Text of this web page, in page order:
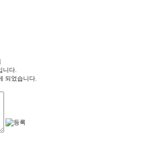
니다.
되었습니다.